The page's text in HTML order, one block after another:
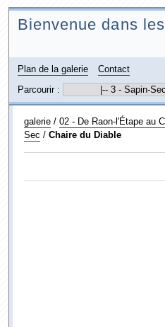
Bienvenue dans
Plan de la galerie
Contact
Parcourir :
galerie/ 02 - De Raon-l'Étape au
Sec / Chaire du Diable